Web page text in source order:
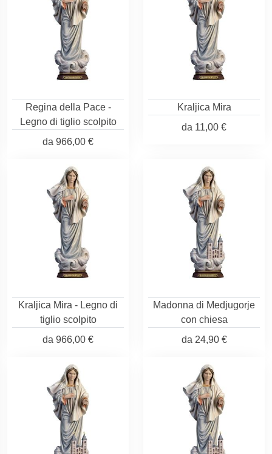
Regina della Pace -
Legno di tiglio scolpito
da 966,00 €
Kraljica Mira
da 11,00 €
Kraljica Mira - Legno di
tiglio scolpito
da 966,00 €
Madonna di Medjugorje
con chiesa
da 24,90 €